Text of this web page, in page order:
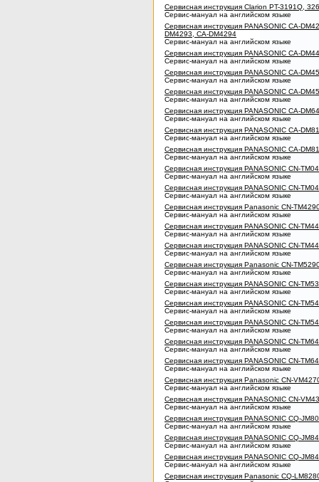
Сервисная инструкция Clarion PT-3191Q,
Сервис-мануал на английском языке
Сервисная инструкция PANASONIC CA-
DM4293, CA-DM4294
Сервис-мануал на английском языке
Сервисная инструкция PANASONIC CA-
Сервис-мануал на английском языке
Сервисная инструкция PANASONIC CA-
Сервис-мануал на английском языке
Сервисная инструкция PANASONIC CA-
Сервис-мануал на английском языке
Сервисная инструкция PANASONIC CA-
Сервис-мануал на английском языке
Сервисная инструкция PANASONIC CA-
Сервис-мануал на английском языке
Сервисная инструкция PANASONIC CA-
Сервис-мануал на английском языке
Сервисная инструкция PANASONIC CN-
Сервис-мануал на английском языке
Сервисная инструкция PANASONIC CN-
Сервис-мануал на английском языке
Сервисная инструкция Panasonic CN-
Сервис-мануал на английском языке
Сервисная инструкция PANASONIC CN-
Сервис-мануал на английском языке
Сервисная инструкция PANASONIC CN-
Сервис-мануал на английском языке
Сервисная инструкция Panasonic CN-
Сервис-мануал на английском языке
Сервисная инструкция PANASONIC CN-
Сервис-мануал на английском языке
Сервисная инструкция PANASONIC CN-
Сервис-мануал на английском языке
Сервисная инструкция PANASONIC CN-
Сервис-мануал на английском языке
Сервисная инструкция PANASONIC CN-
Сервис-мануал на английском языке
Сервисная инструкция PANASONIC CN-
Сервис-мануал на английском языке
Сервисная инструкция Panasonic CN-
Сервис-мануал на английском языке
Сервисная инструкция PANASONIC CN-
Сервис-мануал на английском языке
Сервисная инструкция PANASONIC CQ-
Сервис-мануал на английском языке
Сервисная инструкция PANASONIC CQ-
Сервис-мануал на английском языке
Сервисная инструкция PANASONIC CQ-
Сервис-мануал на английском языке
Сервисная инструкция Panasonic CQ-